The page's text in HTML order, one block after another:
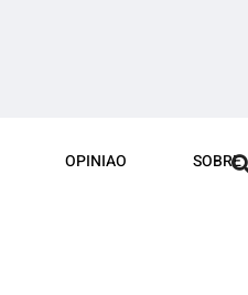
OPINIAO SOBRE